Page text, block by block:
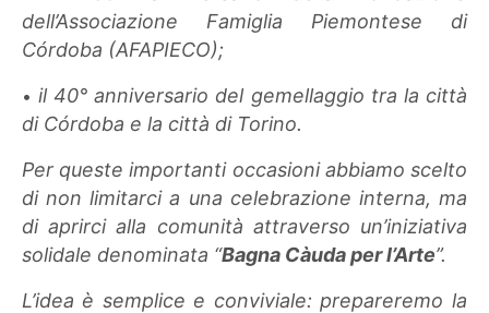
dell’Associazione Famiglia Piemontese di
Córdoba (AFAPIECO);
•il 40° anniversario del gemellaggio tra la città
di Córdoba e la città di Torino.
Per queste importanti occasioni abbiamo scelto
di non limitarci a una celebrazione interna, ma
di aprirci alla comunità attraverso un’iniziativa
solidale denominata “Bagna Càuda per l’Arte”.
L’idea è semplice e conviviale: prepareremo la